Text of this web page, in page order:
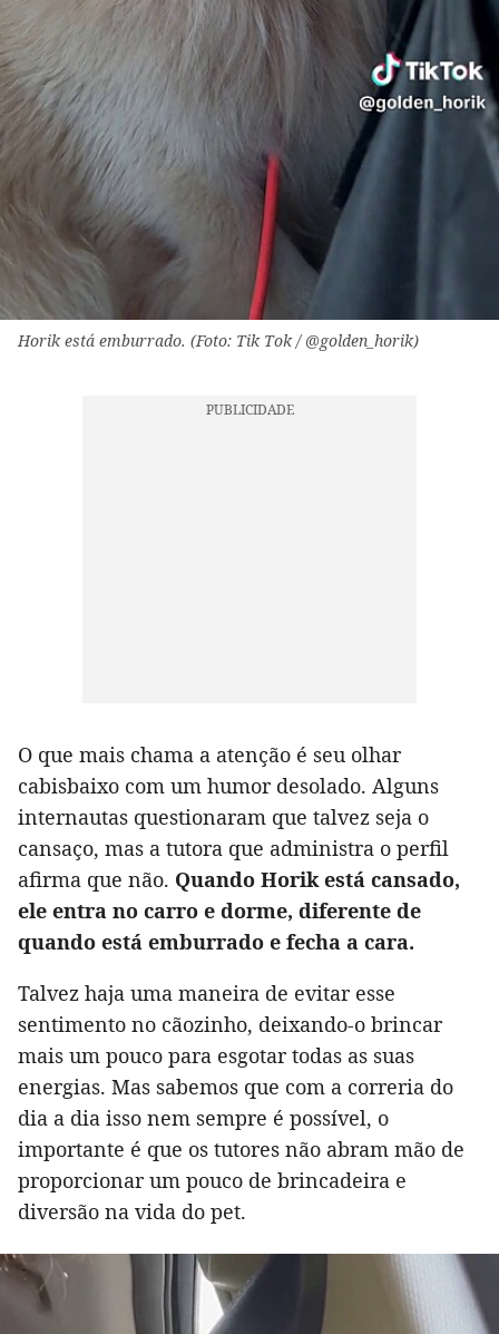
Horik está emburrado. (Foto: Tik Tok / @golden_horik)
O que mais chama a atenção é seu olhar
cabisbaixo com um humor desolado. Alguns
internautas questionaram que talvez seja o
cansaço, mas a tutora que administra o perfil
afirma que não. Quando Horik está cansado,
ele entra no carro e dorme, diferente de
quando está emburrado e fecha a cara.
Talvez haja uma maneira de evitar esse
sentimento no cãozinho, deixando-o brincar
mais um pouco para esgotar todas as suas
energias. Mas sabemos que com a correria do
dia a dia isso nem sempre é possível, o
importante é que os tutores não abram mão de
proporcionar um pouco de brincadeira e
diversão na vida do pet.